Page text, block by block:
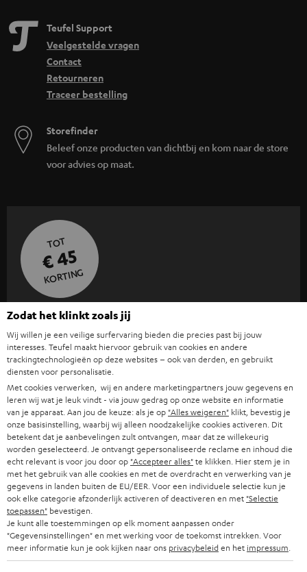
Teufel Support
Veelgestelde vragen
Contact
Retourneren
Traceer bestelling
Storefinder
Beleef onze producten van dichtbij en kom naar de store
voor advies op maat.
TOT
€ 45
KORTING
A
a
n
m
e
l
d
e
n
v
o
o
r
Kies je korting!
Meld je aan voor de nieuwsbrief en ontvang een
welkomstkado tot € 45
EMAIL
WIDGET
Categorieën
Zodat het klinkt zoals jij
Wij willen je een veilige surfervaring bieden die precies past bij jouw
interesses. Teufel maakt hiervoor gebruik van cookies en andere
trackingtechnologieën op deze websites – ook van derden, en gebruikt
diensten voor personalisatie.
Met cookies verwerken, wij en andere marketingpartners jouw gegevens en
leren wij wat je leuk vindt - via jouw gedrag op onze website en informatie
van je apparaat. Aan jou de keuze: als je op "Alles weigeren" klikt, bevestig je
onze basisinstelling, waarbij wij alleen noodzakelijke cookies activeren. Dit
betekent dat je aanbevelingen zult ontvangen, maar dat ze willekeurig
worden geselecteerd. Je ontvangt gepersonaliseerde reclame en inhoud die
echt relevant is voor jou door op "Accepteer alles"te klikken. Hier stem je in
met het gebruik van alle cookies en met de overdracht en verwerking van je
gegevens in landen buiten de EU/EER. Voor een individuele selectie kun je
ook elke categorie afzonderlijk activeren of deactiveren en met "Selectie
toepassen" bevestigen.
Je kunt alle toestemmingen op elk moment aanpassen onder
"Gegevensinstellingen" en met werking voor de toekomst intrekken. Voor
meer informatie kun je ook kijken naar ons privacybeleiden het impressum